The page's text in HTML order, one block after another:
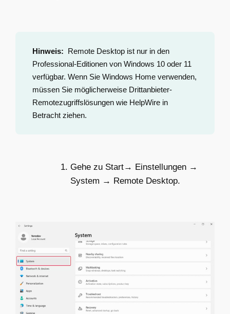
Hinweis: Remote Desktop ist nur in den
Professional-Editionen von Windows 10 oder 11
verfügbar. Wenn Sie Windows Home verwenden,
müssen Sie möglicherweise Drittanbieter-
Remotezugriffslösungen wie HelpWire in
Betracht ziehen.
Gehe zu Start→ Einstellungen →
System → Remote Desktop.